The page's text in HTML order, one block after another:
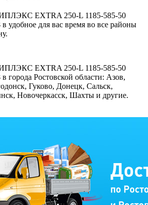
EXTRA 250-L 1185-585-50
удобное для вас время во все районы
EXTRA 250-L 1185-585-50
города Ростовской области: Азов,
Гуково, Донецк, Сальск,
Новочеркасск, Шахты и другие.